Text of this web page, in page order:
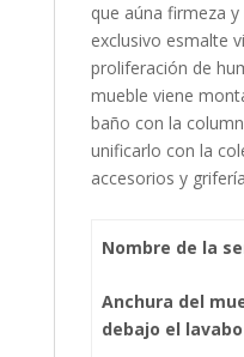
que aúna firmeza
exclusivo esmalte
proliferación de
mueble viene
baño con la
unificarlo con la
accesorios y
Nombre de la
Anchura del
debajo el